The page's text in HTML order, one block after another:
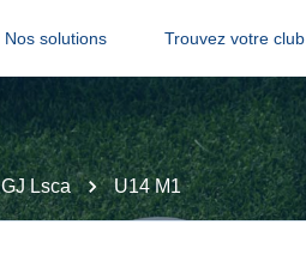
Nos solutions Trouvez votre club
GJ Lsca U14 M1